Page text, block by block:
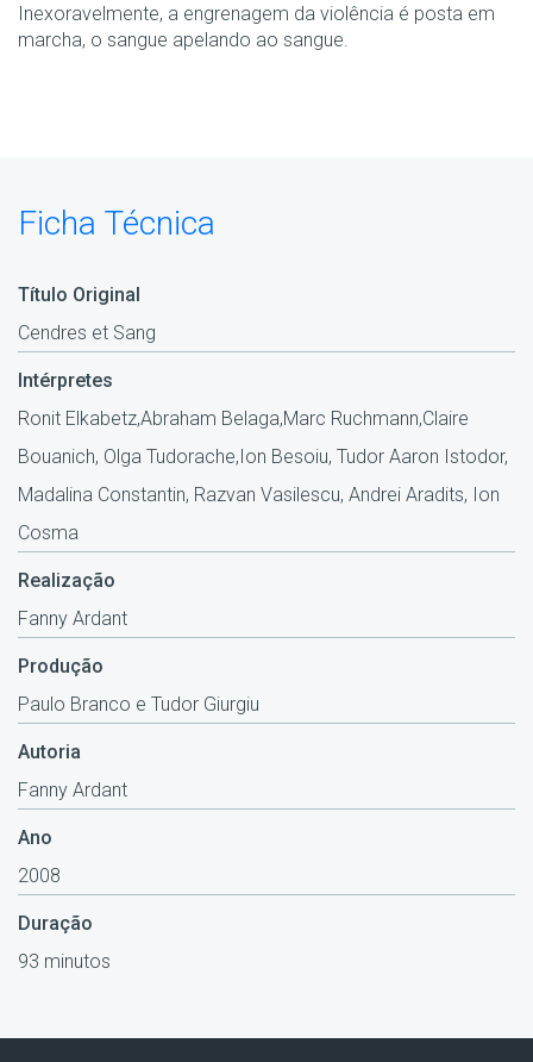
Inexoravelmente, a engrenagem da violência é posta em
marcha, o sangue apelando ao sangue.
Ficha Técnica
Título Original
Cendres et Sang
Intérpretes
Ronit Elkabetz,Abraham Belaga,Marc Ruchmann,Claire
Bouanich, Olga Tudorache,Ion Besoiu, Tudor Aaron Istodor,
Madalina Constantin, Razvan Vasilescu, Andrei Aradits, Ion
Cosma
Realização
Fanny Ardant
Produção
Paulo Branco e Tudor Giurgiu
Autoria
Fanny Ardant
Ano
2008
Duração
93 minutos